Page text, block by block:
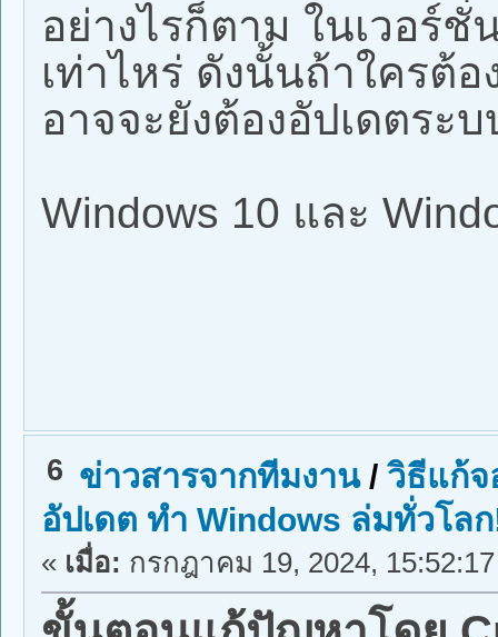
อย่างไรก็ตาม ในเวอร์
เท่าไหร่ ดังนั้นถ้าใครต้
อาจจะยังต้องอัปเดตระ
Windows 10 และ
6 ข่าวสารจากทีมงาน/วิธีแก้จ
อัปเดต ทำ Windows ล่มทั่วโล
« เมื่อ: กรกฎาคม 19, 2024,